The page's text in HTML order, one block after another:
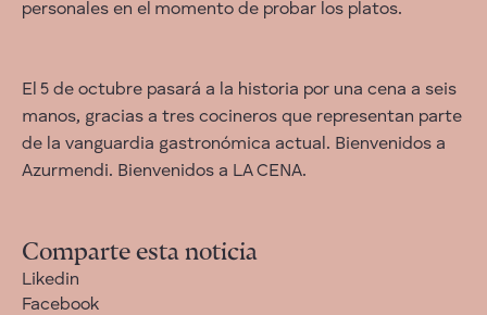
personales en el momento de probar los platos.
El 5 de octubre pasará a la historia por una cena a seis
manos, gracias a tres cocineros que representan parte
de la vanguardia gastronómica actual. Bienvenidos a
Azurmendi. Bienvenidos a LA CENA.
Comparte esta noticia
Likedin
Facebook